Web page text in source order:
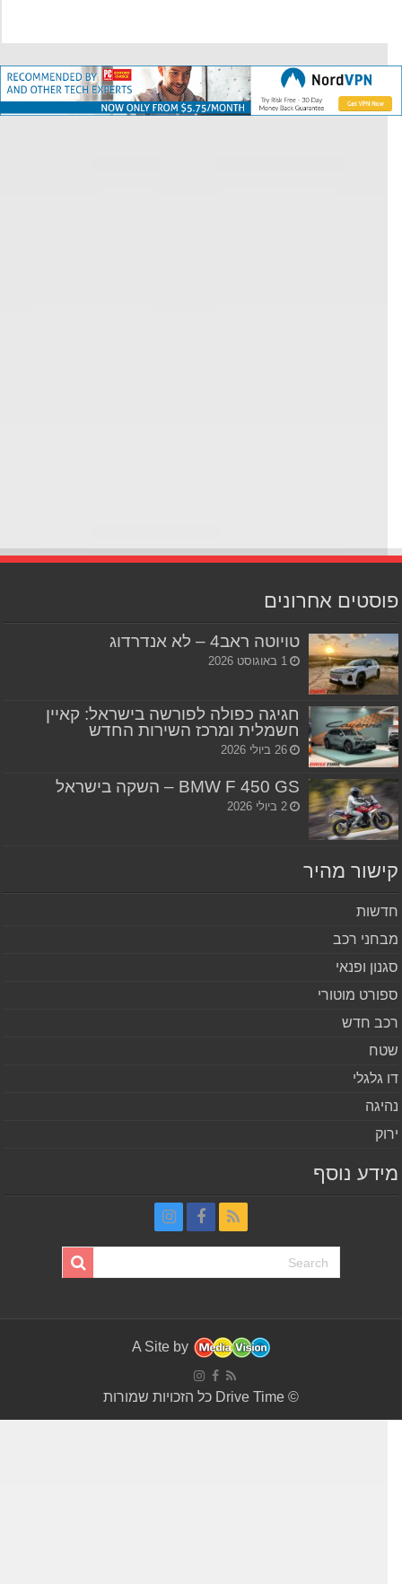
אחרונים
טויוטה ראב4 – לא אנדרדוג
1 באוגוסט 2026
חגיגה כפולה לפורשה בישראל: קאיין
חשמלית ומרכז השירות החדש
26 ביולי 2026
BMW F 450 GS – השקה בישראל
2 ביולי 2026
מהיר
רכב
ופנאי
מוטורי
חדש
גלגלי
נוסף
A Site by